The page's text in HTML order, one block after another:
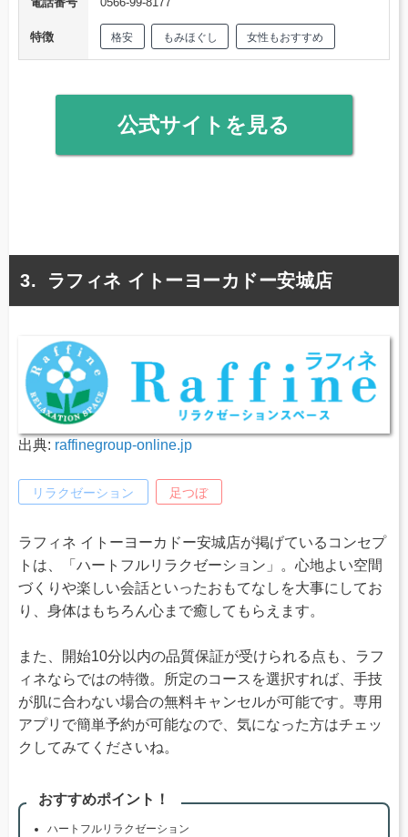
特徴 格安 もみほぐし 女性もおすすめ
公式サイトを見る
ラフィネ イトーヨーカドー安城店
出典: raffinegroup-online.jp
リラクゼーション 足つぼ
ラフィネ イトーヨーカドー安城店が掲げているコンセプ
トは、「ハートフルリラクゼーション」。心地よい空間
づくりや楽しい会話といったおもてなしを大事にしてお
り、身体はもちろん心まで癒してもらえます。
また、開始10分以内の品質保証が受けられる点も、ラフ
ィネならではの特徴。所定のコースを選択すれば、手技
が肌に合わない場合の無料キャンセルが可能です。専用
アプリで簡単予約が可能なので、気になった方はチェッ
クしてみてくださいね。
おすすめポイント！
ハートフルリラクゼーション